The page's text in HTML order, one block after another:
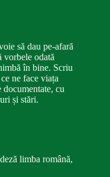
să dau pe-afară
vorbele odată
în bine. Scriu
ne face viața
cu
și stări.
limba română,